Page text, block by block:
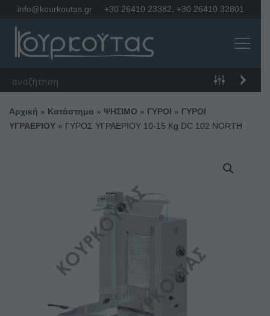
info@kourkoutas.gr +30 26410 23382 +30 26410 32801
Αρχική » Κατάστημα » ΨΗΣΙΜΟ » ΓΥΡΟΙ » ΓΥΡΟΙ
ΥΓΡΑΕΡΙΟΥ » ΓΥΡΟΣ ΥΓΡΑΕΡΙΟΥ 10-15 Kg DC 102 NORTH